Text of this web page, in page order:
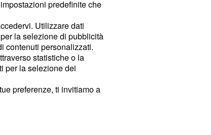
predefinite che
Utilizzare dati
la selezione di pubblicità
contenuti personalizzati.
statistiche o la
per la selezione dei
preferenze, ti invitiamo a